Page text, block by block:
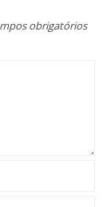
obrigatórios